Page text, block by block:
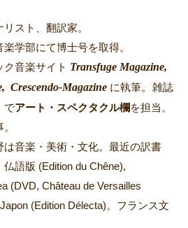
スト、翻訳家。
学部にて博士号を取得。
音楽サイト Transfuge Magazine,
Crescendo-Magazine に執筆。 雑誌
でアート・スペクタクル欄を担当。
音楽・美術・文化。最近の訳書
語版 (Edition du Chêne),
(DVD, Château de Versailles
(Edition Délecta)。フランス文